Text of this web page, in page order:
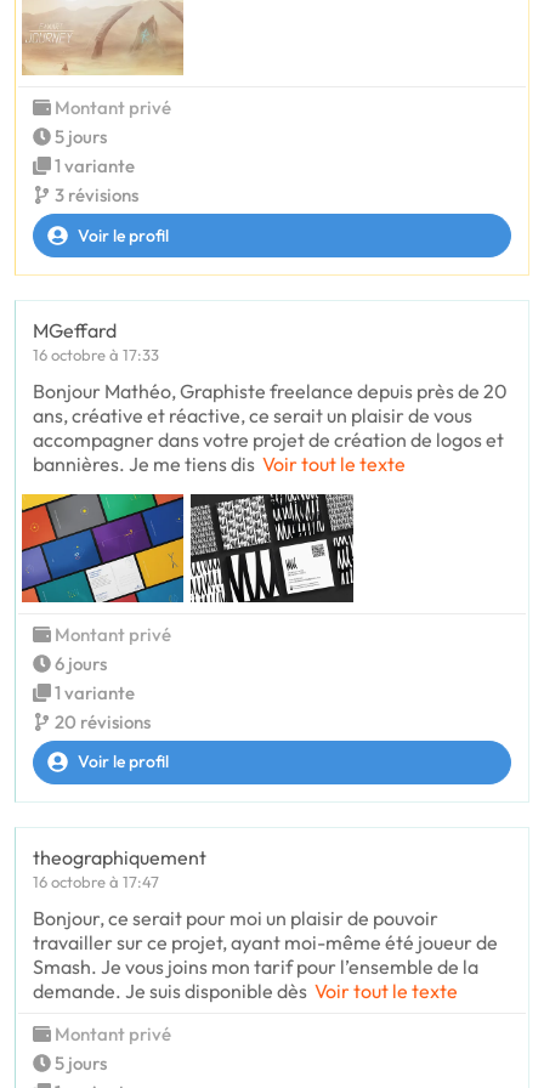
Montant privé
5 jours
1 variante
3 révisions
Voir le profil
MGeffard
16 octobre à 17:33
Bonjour Mathéo, Graphiste freelance depuis près de 20
ans, créative et réactive, ce serait un plaisir de vous
accompagner dans votre projet de création de logos et
bannières. Je me tiens dis Voir tout le texte
Montant privé
6 jours
1 variante
20 révisions
Voir le profil
theographiquement
16 octobre à 17:47
Bonjour, ce serait pour moi un plaisir de pouvoir
travailler sur ce projet, ayant moi-même été joueur de
Smash. Je vous joins mon tarif pour l’ensemble de la
demande. Je suis disponible dès Voir tout le texte
Montant privé
5 jours